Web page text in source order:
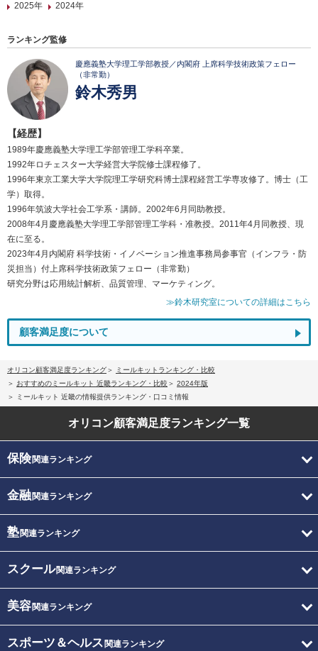
2025年
2024年
ランキング監修
慶應義塾大学理工学部教授／内閣府 上席科学技術政策フェロー
（非常勤）
鈴木秀男
【経歴】
1989年慶應義塾大学理工学部管理工学科卒業。
1992年ロチェスター大学経営大学院修士課程修了。
1996年東京工業大学大学院理工学研究科博士課程経営工学専攻修了。博士（工
学）取得。
1996年筑波大学社会工学系・講師。2002年6月同助教授。
2008年4月慶應義塾大学理工学部管理工学科・准教授。2011年4月同教授、現
在に至る。
2023年4月内閣府 科学技術・イノベーション推進事務局参事官（インフラ・防
災担当）付上席科学技術政策フェロー（非常勤）
研究分野は応用統計解析、品質管理、マーケティング。
≫鈴木研究室についての詳細はこちら
顧客満足度について
オリコン顧客満足度ランキング
ミールキットランキング・比較
おすすめのミールキット 近畿ランキング・比較
2024年版
ミールキット 近畿の情報提供ランキング・口コミ情報
オリコン顧客満足度ランキング一覧
保険関連ランキング
金融関連ランキング
塾関連ランキング
スクール関連ランキング
美容関連ランキング
スポーツ＆ヘルス 関連ランキング